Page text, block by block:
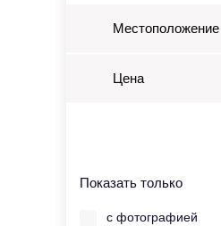
Местоположение
Цена
Показать только
с фотографией